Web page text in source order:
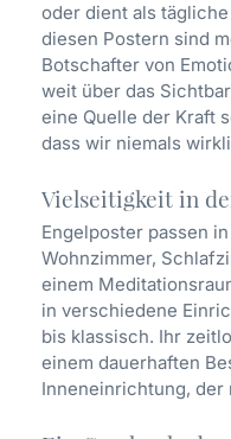
oder dient als
diesen Postern sind
Botschafter von
weit über das
eine Quelle der Kraft
dass wir niemals
Vielseitigkeit in
Engelposter passen
Wohnzimmer,
einem
in verschiedene
bis klassisch. Ihr
einem dauerhaften
Inneneinrichtung, der